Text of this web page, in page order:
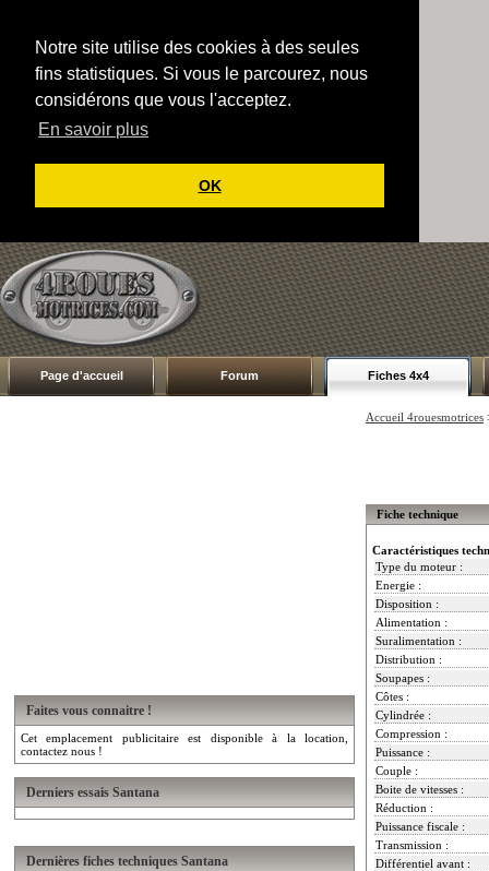
Notre site utilise des cookies à des seules
fins statistiques. Si vous le parcourez, nous
considérons que vous l'acceptez.
En savoir plus
OK
Page d'accueil Forum Fiches 4x4
Faites vous connaitre !
Cet emplacement publicitaire est disponible à la location,
contactez nous !
Derniers essais Santana
Dernières fiches techniques Santana
Accueil 4rouesmotrices
Fiche technique
Caractéristiques
Type du moteur :
Energie :
Disposition :
Alimentation :
Suralimentation :
Distribution :
Soupapes :
Côtes :
Cylindrée :
Compression :
Puissance :
Couple :
Boite de vitesses :
Réduction :
Puissance fiscale :
Transmission :
Différentiel avant :